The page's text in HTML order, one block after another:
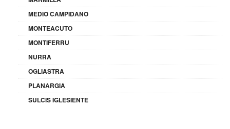
MEDIO CAMPIDANO
MONTEACUTO
MONTIFERRU
NURRA
OGLIASTRA
PLANARGIA
SULCIS IGLESIENTE